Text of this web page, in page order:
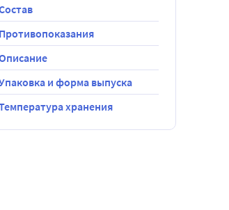
Противопоказания
и форма выпуска
хранения